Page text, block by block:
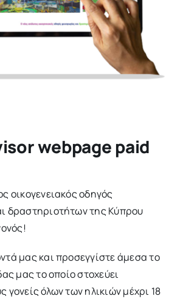
webpage paid
οικογενειακός οδηγός
δραστηριοτήτων της Κύπρου
μας και προσεγγίστε άμεσα το
μας το οποίο στοχεύει
γονείς όλων των ηλικιών μέχρι 18